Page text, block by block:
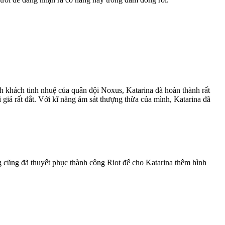
tinh nhuệ của quân đội Noxus, Katarina đã hoàn thành rất
rất đắt. Với kĩ năng ám sát thượng thừa của mình, Katarina đã
đã thuyết phục thành công Riot để cho Katarina thêm hình